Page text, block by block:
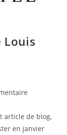
Louis
:
article de blog,
en janvier